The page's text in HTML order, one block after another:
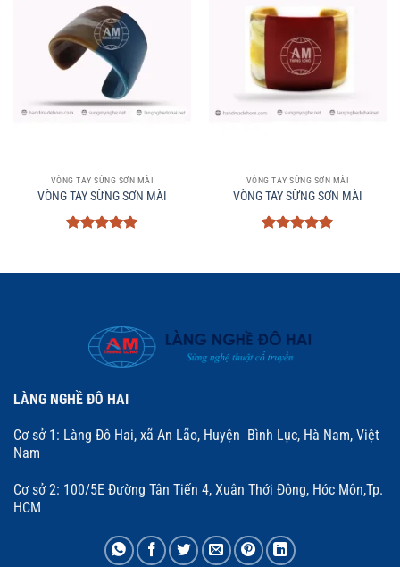
VÒNG TAY SỪNG SƠN MÀI
VÒNG TAY SỪNG SƠN MÀI
sao
VÒNG TAY SỪNG SƠN MÀI
VÒNG TAY SỪNG SƠN MÀI
sao
LÀNG NGHỀ ĐÔ HAI
Cơ sở 1: Làng Đô Hai, xã An Lão, Huyện Bình Lục, Hà Nam, Việt
Nam
Cơ sở 2: 100/5E Đường Tân Tiến 4, Xuân Thới Đông, Hóc Môn,Tp.
HCM